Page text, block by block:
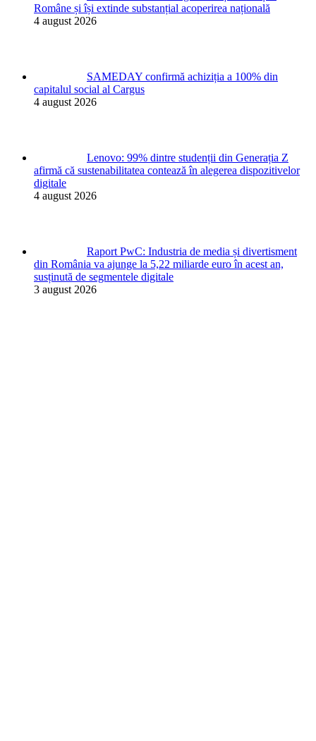
Române și își extinde substanțial acoperirea națională
4 august 2026
SAMEDAY confirmă achiziția a 100% din
capitalul social al Cargus
4 august 2026
Lenovo: 99% dintre studenții din Generația Z
afirmă că sustenabilitatea contează în alegerea dispozitivelor
digitale
4 august 2026
Raport PwC: Industria de media și divertisment
din România va ajunge la 5,22 miliarde euro în acest an,
susținută de segmentele digitale
3 august 2026